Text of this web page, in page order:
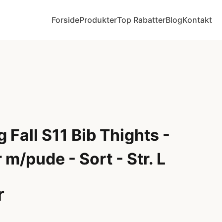
ForsideProdukterTop RabatterBlogKontakt
Fall S11 Bib Thights -
pude - Sort - Str. L